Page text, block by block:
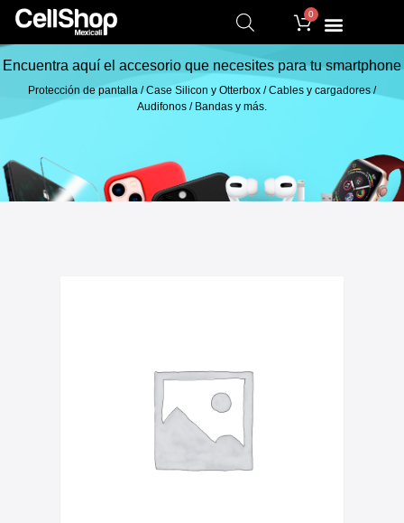
0
Encuentra aquí el accesorio que necesites para tu smartphone
Protección de pantalla / Case Silicon y Otterbox / Cables y cargadores /
Audifonos / Bandas y más.